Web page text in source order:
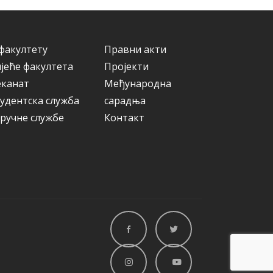
факултета
служба
службе
Правни акти
Пројекти
Међународна
сарадња
Контакт